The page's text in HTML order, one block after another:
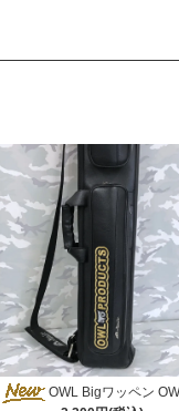
OWL Bigワッペン